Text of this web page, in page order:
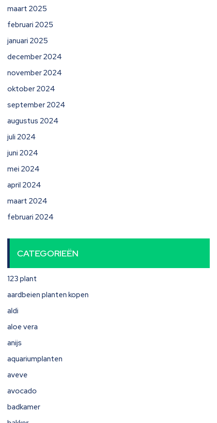
maart 2025
februari 2025
januari 2025
december 2024
november 2024
oktober 2024
september 2024
augustus 2024
juli 2024
juni 2024
mei 2024
april 2024
maart 2024
februari 2024
CATEGORIEËN
123 plant
aardbeien planten kopen
aldi
aloe vera
anijs
aquariumplanten
aveve
avocado
badkamer